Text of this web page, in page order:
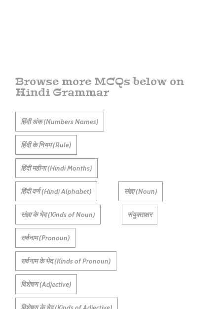
Browse more MCQs below on
Hindi Grammar
हिंदी अंक (Numbers Names)
हिंदी के नियम (Rule)
हिंदी महीना (Hindi Months)
हिंदी वर्ण (Hindi Alphabet) संज्ञा (Noun)
संज्ञा के भेद (Kinds of Noun) संयुक्ताक्षर
सर्वनाम (Pronoun)
सर्वनाम के भेद (Kinds of Pronoun)
विशेषण (Adjective)